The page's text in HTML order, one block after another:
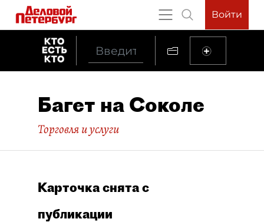
Войти
Багет на Соколе
Торговля и услуги
Карточка снята с
публикации